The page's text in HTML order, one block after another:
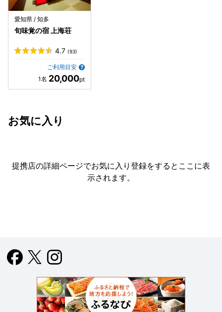
愛知県 / 知多
旬味覚の宿 上海荘
4.7 (93)
ご利用目安
20,000
お気に入り
提携店の詳細ページでお気に入り登録をすると ここに表
示されます。